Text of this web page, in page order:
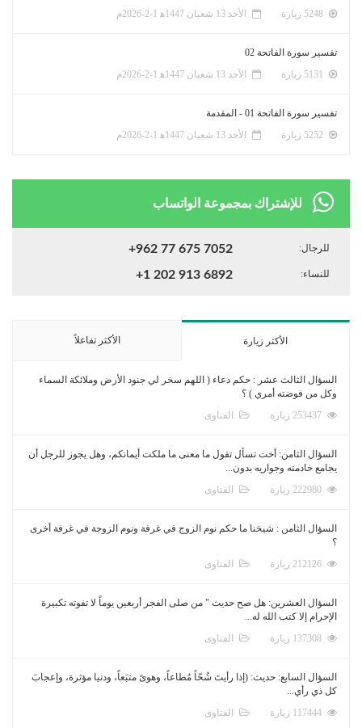
الأحد 13 شعبان 1447ﻫ 1-2-2026م
تفسير سورة الفاتحة 02
الأحد 13 شعبان 1447ﻫ 1-2-2026م
تفسير سورة الفاتحة 01 - المقدمة
الأحد 13 شعبان 1447ﻫ 1-2-2026م
للإشتراك بمجموعة الواتساب
للرجال: +962 77 675 7052
للنساء: +1 202 913 6892
الأكثر زيارة الأكثر تفاعلاً
السؤال الثالث عشر : حكم دعاء ( اللهم سخر لي جنود الأرض وملائكة السماء
وكل من فوضته أمري ) ؟
الفتاوى
السؤال الثامن: أخت تسأل تقول ما معنى ما ملكت أيمانكم، وهل يجوز للرجل أن
يجامع خادمته وجواريه بدون...
الفتاوى
السؤال الثامن : شيخنا ما حكم نوم الزوج في غرفة ونوم الزوجة في غرفة أخرى
؟
الفتاوى
السؤال العشرين: هل صح حديث " من صلى الفجر أربعين يوماً لا تفوته تكبيرة
الإحرام إلا كتب الله له...
الفتاوى
السؤال السابع: حديث: (إذا رأيتَ شُحّاً مُطاعاً، وهوىً متبَعاً، ودنيا مؤثرة، وإعجابَ
كل ذي رأي...
الفتاوى